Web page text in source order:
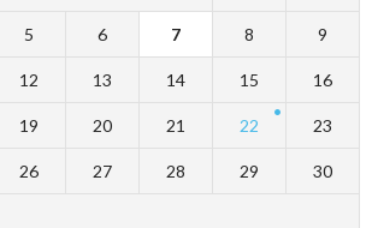
5 6 7 8 9
12 13 14 15 16
19 20 21 22 23
26 27 28 29 30